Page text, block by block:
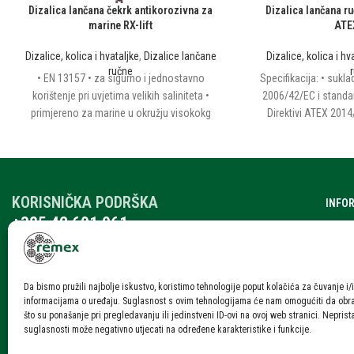
Da bismo pružili najbolje iskustvo, koristimo tehnologije poput kolačića za čuvanje
informacijama o uređaju. Suglasnost s ovim tehnologijama će nam omogućiti da
što su ponašanje pri pregledavanju ili jedinstveni ID-ovi na ovoj web stranici.
suglasnosti može negativno utjecati na određene karakteristike i funkcije.
Dizalica lančana čekrk antikorozivna za
marine RX-lift
Dizalice, kolica i hvataljke, Dizalice lančane
ručne
• EN 13157 • za sigurno i jednostavno
korištenje pri uvjetima velikih saliniteta •
primjereno za marine u okružju visokokg
limitator tereta - opcionalan
Dizalica lančana
Dizalice, kolica i
Specifikacija: •
2006/42/EC i
Direktivi ATEX
prijenos podržan
kućište visoke
prašine i vode
prevučene
nosivi: vruće
lanac upravljački:
KORISNIČKA PODRŠKA
+385 42 601 061
remex@rmx.nikola-it.hr
Ponedjeljak – Petak: 7:30-15:30
Blog i